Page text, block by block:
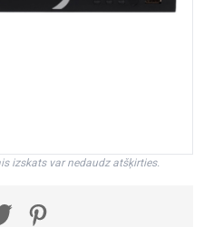
izskats var nedaudz atšķirties.